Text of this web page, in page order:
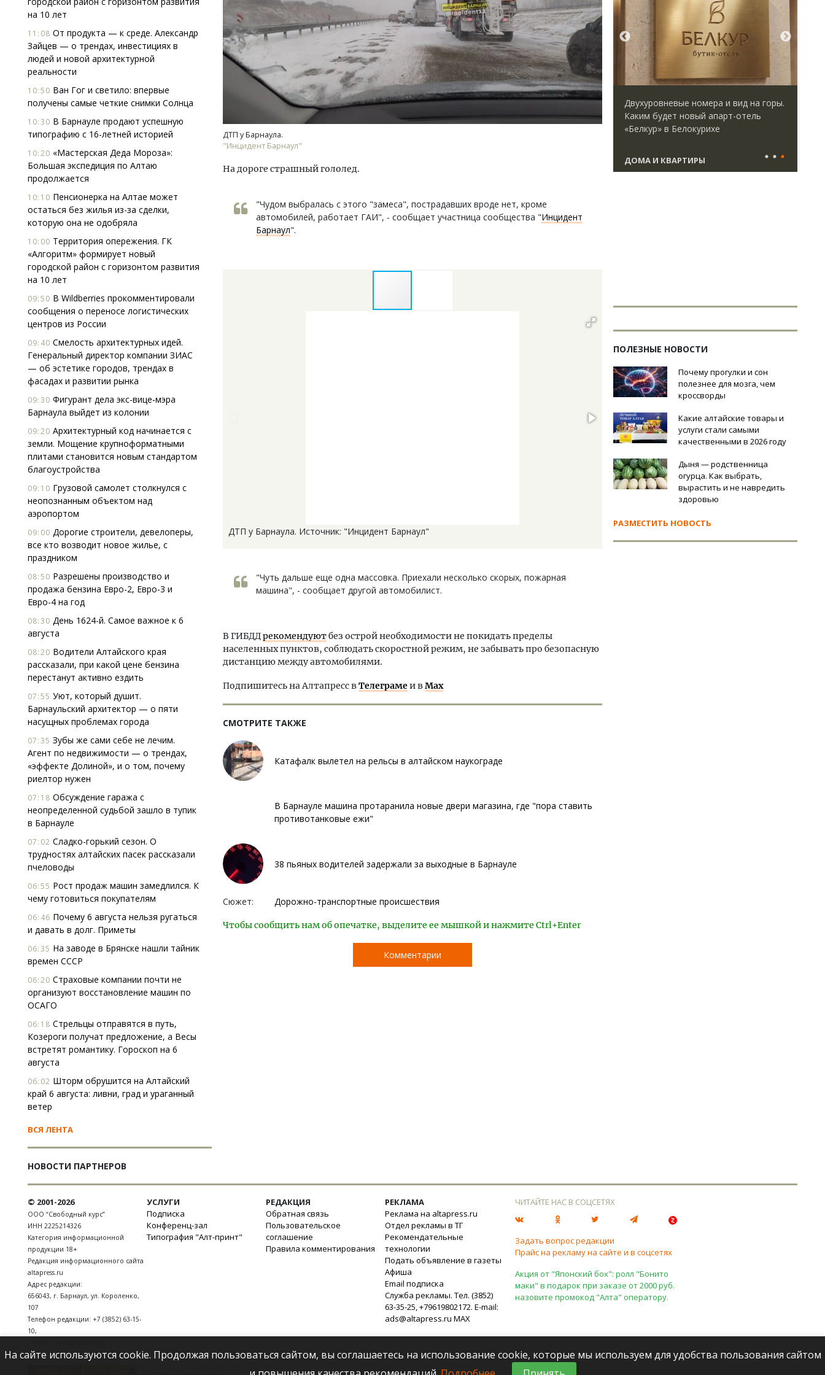
на 10 лет
11:08 От продукта — к среде. Александр
Зайцев — о трендах, инвестициях в
людей и новой архитектурной
реальности
10:50 Ван Гог и светило: впервые
получены самые четкие снимки Солнца
10:30 В Барнауле продают успешную
типографию с 16-летней историей
10:20 «Мастерская Деда Мороза»:
Большая экспедиция по Алтаю
продолжается
10:10 Пенсионерка на Алтае может
остаться без жилья из-за сделки,
которую она не одобряла
10:00 Территория опережения. ГК
«Алгоритм» формирует новый
городской район с горизонтом развития
на 10 лет
09:50 В Wildberries прокомментировали
сообщения о переносе логистических
центров из России
09:40 Смелость архитектурных идей.
Генеральный директор компании ЗИАС
— об эстетике городов, трендах в
фасадах и развитии рынка
09:30 Фигурант дела экс-вице-мэра
Барнаула выйдет из колонии
09:20 Архитектурный код начинается с
земли. Мощение крупноформатными
плитами становится новым стандартом
благоустройства
09:10 Грузовой самолет столкнулся с
неопознанным объектом над
аэропортом
09:00 Дорогие строители, девелоперы,
все кто возводит новое жилье, с
праздником
08:50 Разрешены производство и
продажа бензина Евро-2, Евро-3 и
Евро-4 на год
08:30 День 1624-й. Самое важное к 6
августа
08:20 Водители Алтайского края
рассказали, при какой цене бензина
перестанут активно ездить
07:55 Уют, который душит.
Барнаульский архитектор — о пяти
насущных проблемах города
07:35 Зубы же сами себе не лечим.
Агент по недвижимости — о трендах,
«эффекте Долиной», и о том, почему
риелтор нужен
07:18 Обсуждение гаража с
неопределенной судьбой зашло в тупик
в Барнауле
07:02 Сладко-горький сезон. О
трудностях алтайских пасек рассказали
пчеловоды
06:55 Рост продаж машин замедлился. К
чему готовиться покупателям
06:46 Почему 6 августа нельзя ругаться
и давать в долг. Приметы
06:35 На заводе в Брянске нашли тайник
времен СССР
06:20 Страховые компании почти не
организуют восстановление машин по
ОСАГО
06:18 Стрельцы отправятся в путь,
Козероги получат предложение, а Весы
встретят романтику. Гороскоп на 6
августа
06:02 Шторм обрушится на Алтайский
край 6 августа: ливни, град и ураганный
ветер
ВСЯ ЛЕНТА
НОВОСТИ ПАРТНЕРОВ
ДТП у Барнаула.
"Инцидент Барнаул"
На дороге страшный гололед.
"Чудом выбралась с этого "замеса", пострадавших вроде нет, кроме
автомобилей, работает ГАИ", - сообщает участница сообщества "Инцидент
Барнаул".
ДТП у Барнаула. Источник: "Инцидент Барнаул"
"Чуть дальше еще одна массовка. Приехали несколько скорых, пожарная
машина", - сообщает другой автомобилист.
В ГИБДДрекомендуютбез острой необходимости не покидать пределы
населенных пунктов, соблюдать скоростной режим, не забывать про безопасную
дистанцию между автомобилями.
Подпишитесь на Алтапресс вТелеграмеи вMax
СМОТРИТЕ ТАКЖЕ
Катафалк вылетел на рельсы в алтайском наукограде
В Барнауле машина протаранила новые двери магазина, где "пора ставить
противотанковые ежи"
38 пьяных водителей задержали за выходные в Барнауле
Сюжет: Дорожно-транспортные происшествия
Чтобы сообщить нам об опечатке, выделите ее мышкой и нажмите Ctrl+Enter
Комментарии
Двухуровневые номера и вид на горы.
«Белкур» в Белокурихе
ДОМА И КВАРТИРЫ
Архитектурный код начинается с
земли. Мощение крупноформатными
стандартом благоустройства
Смелость архитектурных идей.
Генеральный директор компании
Двухуровневые номера и вид на горы.
Каким будет новый апарт-отель
«Белкур» в Белокурихе
ДОМА И КВАРТИРЫ
ПОЛЕЗНЫЕ НОВОСТИ
Почему прогулки и сон
полезнее для мозга, чем
кроссворды
Какие алтайские товары и
услуги стали самыми
качественными в 2026 году
Дыня — родственница
огурца. Как выбрать,
вырастить и не навредить
здоровью
РАЗМЕСТИТЬ НОВОСТЬ
© 2001-2026
ООО “Свободный курс”
ИНН 2225214326
Категория информационной
продукции 18+
Редакция информационного сайта
altapress.ru
Адрес редакции:
656043, г. Барнаул, ул. Короленко,
107
Телефон редакции: +7 (3852) 63-15-
10,
УСЛУГИ
Подписка
Конференц-зал
Типография "Алт-принт"
РЕДАКЦИЯ
Обратная связь
Пользовательское
соглашение
Правила комментирования
РЕКЛАМА
Реклама на altapress.ru
Отдел рекламы в ТГ
Рекомендательные
технологии
Подать объявление в газеты
Афиша
Email подписка
Служба рекламы. Тел. (3852)
63-35-25, +79619802172. E-mail:
ads@altapress.ru MAX
ЧИТАЙТЕ НАС В СОЦСЕТЯХ
Задать вопрос редакции
Прайс на рекламу на сайте и в соцсетях
Акция от "Японский бох": ролл "Бонито
маки" в подарок при заказе от 2000 руб.
назовите промокод "Алта" оператору.
На сайте используются cookie. Продолжая пользоваться сайтом, вы соглашаетесь на использование cookie, которые мы используем для удобства пользования сайтом